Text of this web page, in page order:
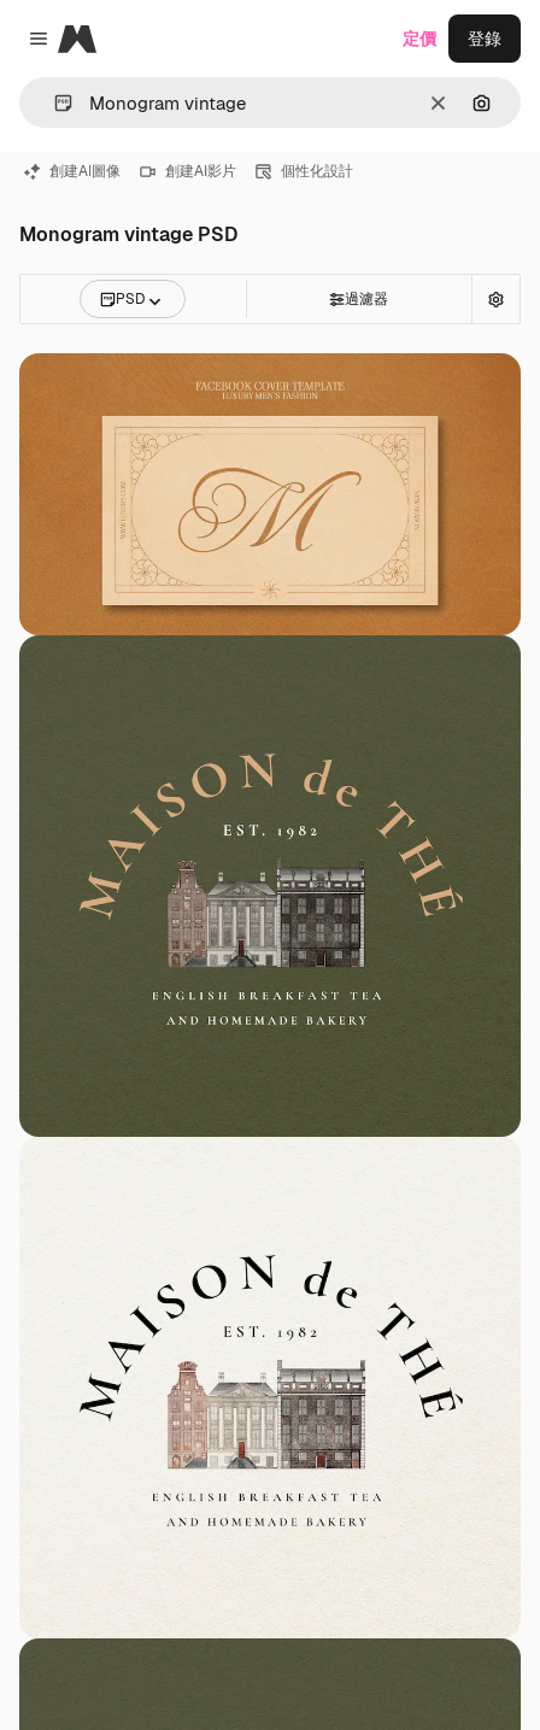
Close menu
Magnific
清除 通過圖
定價 登錄
創建AI圖像 創建AI影片 個性化設計
Monogram vintage PSD
PSD 過濾器